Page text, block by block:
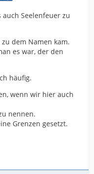
Seelenfeuer zu
dem Namen kam.
es war, der den
häufig.
wenn wir hier auch
nennen.
Grenzen gesetzt.